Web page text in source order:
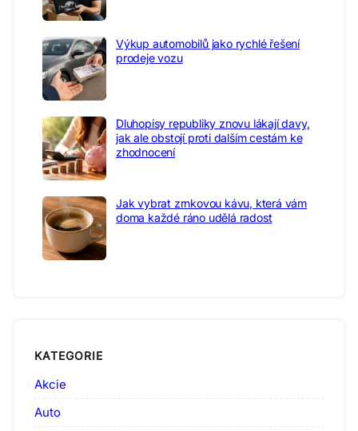
Výkup automobilů jako rychlé řešení
prodeje vozu
Dluhopisy republiky znovu lákají davy,
jak ale obstojí proti dalším cestám ke
zhodnocení
Jak vybrat zrnkovou kávu, která vám
doma každé ráno udělá radost
KATEGORIE
Akcie
Auto